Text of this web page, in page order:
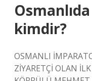
kimdir?
OSMANLI
ZİYARETÇİ OLAN